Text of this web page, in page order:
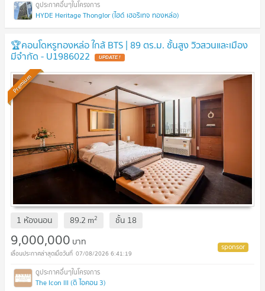
HYDE Heritage Thonglor (ไฮด์ เฮอริเทจ ทองหล่อ)
🏆คอนโดหรูทองหล่อ ใกล้ BTS | 89 ตร.ม. ชั้นสูง วิวสวนและเมือง
มีจำกัด - U1986022 UPDATE !
Premium
1 ห้องนอน 89.2 m2 ชั้น 18
9,000,000 บาท
07/08/2026 6:41:19
The Icon III (ดิ ไอคอน 3)